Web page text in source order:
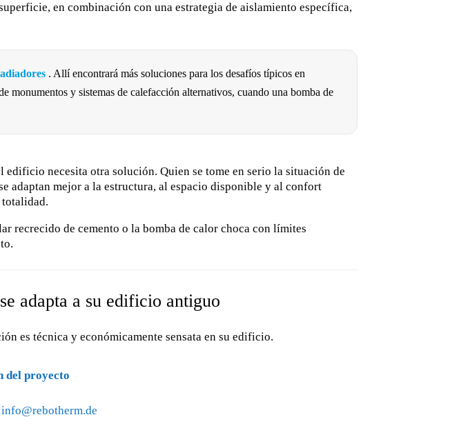
en combinación con una estrategia de aislamiento específica,
. Allí encontrará más soluciones para los desafíos típicos en
monumentos y sistemas de calefacción alternativos, cuando una bomba de
necesita otra solución. Quien se tome en serio la situación de
adaptan mejor a la estructura, al espacio disponible y al confort
totalidad.
recrecido de cemento o la bomba de calor choca con límites
adapta a su edificio antiguo
es técnica y económicamente sensata en su edificio.
del proyecto
info@rebotherm.de